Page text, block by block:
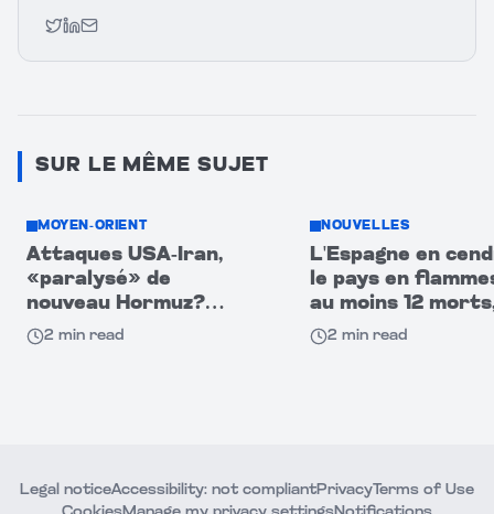
SUR LE MÊME SUJET
MOYEN-ORIENT
Attaques USA-Iran,
«paralysé» de
nouveau Hormuz?
CNBC : navires
passent dans
2 min read
NOUVELLES
L'Espagne en
le pays en
au moins 12
disparus au sud
2 min read
Legal noticeAccessibility: not compliantPrivacyTerms of Use